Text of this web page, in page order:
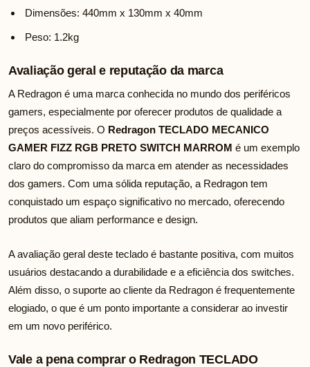
Dimensões: 440mm x 130mm x 40mm
Peso: 1.2kg
Avaliação geral e reputação da marca
A Redragon é uma marca conhecida no mundo dos periféricos
gamers, especialmente por oferecer produtos de qualidade a
preços acessíveis. O Redragon TECLADO MECANICO
GAMER FIZZ RGB PRETO SWITCH MARROM é um exemplo
claro do compromisso da marca em atender as necessidades
dos gamers. Com uma sólida reputação, a Redragon tem
conquistado um espaço significativo no mercado, oferecendo
produtos que aliam performance e design.
A avaliação geral deste teclado é bastante positiva, com muitos
usuários destacando a durabilidade e a eficiência dos switches.
Além disso, o suporte ao cliente da Redragon é frequentemente
elogiado, o que é um ponto importante a considerar ao investir
em um novo periférico.
Vale a pena comprar o Redragon TECLADO